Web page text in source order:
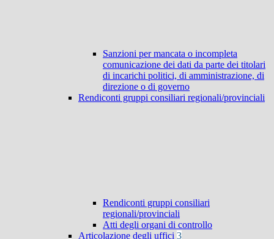
Sanzioni per mancata o incompleta
comunicazione dei dati da parte dei titolari
di incarichi politici, di amministrazione, di
direzione o di governo
Rendiconti gruppi consiliari regionali/provinciali
Rendiconti gruppi consiliari
regionali/provinciali
Atti degli organi di controllo
Articolazione degli uffici 3